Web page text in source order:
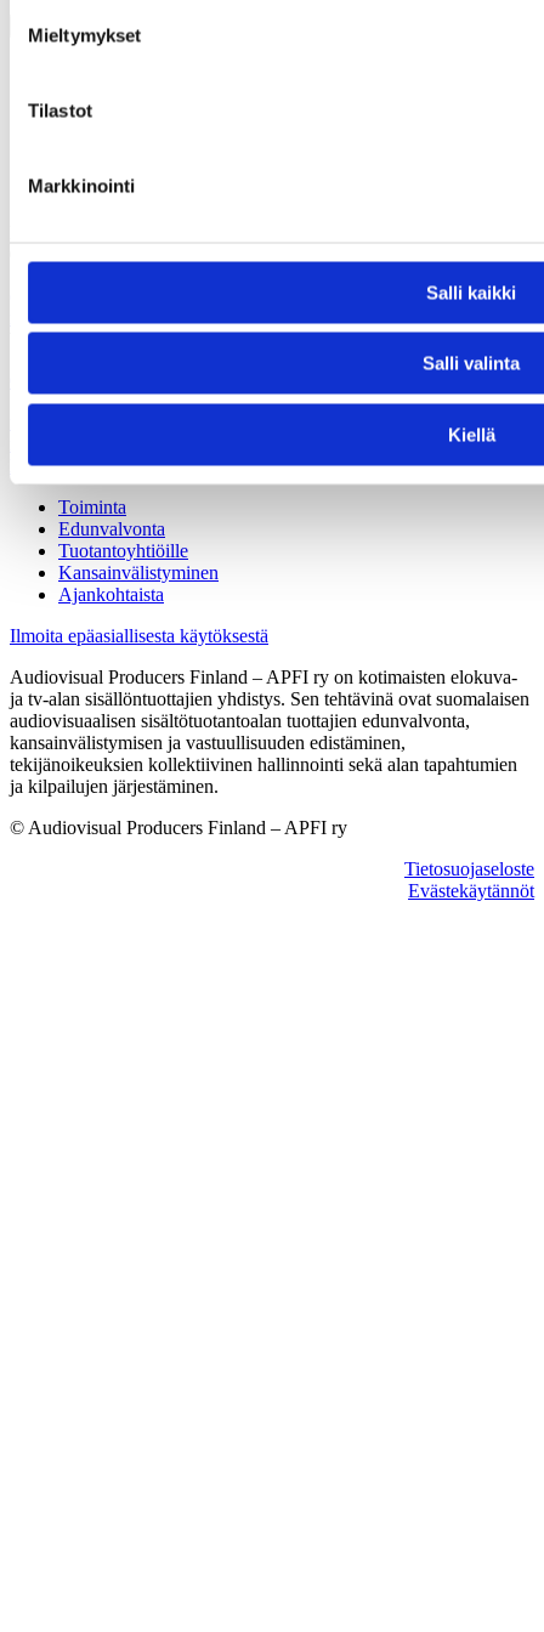
Mieltymykset
Tilastot
Markkinointi
Salli kaikki
Salli valinta
Kiellä
info@apfi.fi
Y-tunnus: 1490962-9
linkedin
Toiminta
Edunvalvonta
Tuotantoyhtiöille
Kansainvälistyminen
Ajankohtaista
Ilmoita epäasiallisesta käytöksestä
Audiovisual Producers Finland – APFI ry on kotimaisten elokuva-
ja tv-alan sisällöntuottajien yhdistys. Sen tehtävinä ovat suomalaisen
audiovisuaalisen sisältötuotantoalan tuottajien edunvalvonta,
kansainvälistymisen ja vastuullisuuden edistäminen,
tekijänoikeuksien kollektiivinen hallinnointi sekä alan tapahtumien
ja kilpailujen järjestäminen.
© Audiovisual Producers Finland – APFI ry
Tietosuojaseloste
Evästekäytännöt